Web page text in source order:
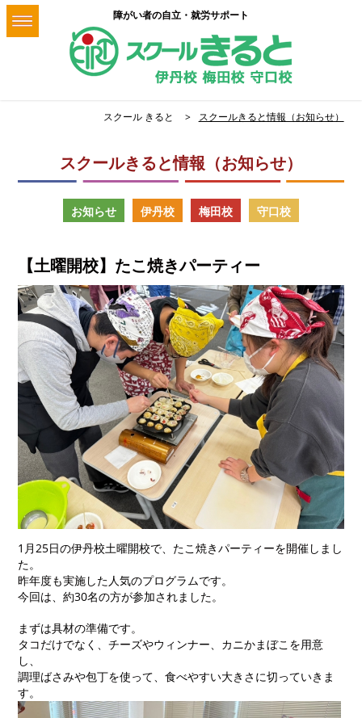
障がい者の自立・就労サポート
スクール きると スクールきると情報（お知らせ）
スクールきると情報（お知らせ）
お知らせ 伊丹校 梅田校 守口校
【土曜開校】たこ焼きパーティー
1月25日の伊丹校土曜開校で、たこ焼きパーティーを開催しまし
た。
昨年度も実施した人気のプログラムです。
今回は、約30名の方が参加されました。
まずは具材の準備です。
タコだけでなく、チーズやウィンナー、カニかまぼこを用意
し、
調理ばさみや包丁を使って、食べやすい大きさに切っていきま
す。